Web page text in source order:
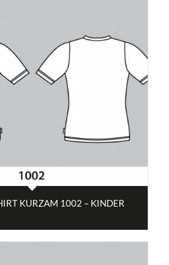
KURZAM 1002 – KINDER